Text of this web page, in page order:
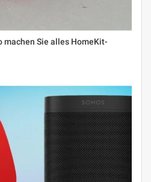
machen Sie alles HomeKit-